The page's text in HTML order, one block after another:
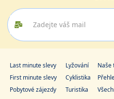
Last minute slevy
First minute slevy
Pobytové zájezdy
Lyžování
Cyklistika
Turistika
Naše